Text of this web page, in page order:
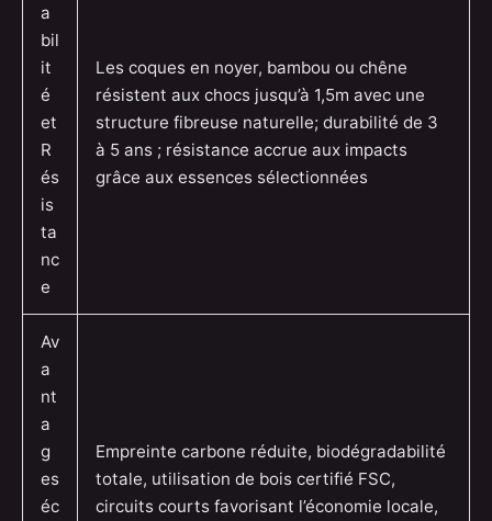
a
bil
it
é
et
R
és
is
ta
nc
e
Les coques en noyer, bambou ou chêne
résistent aux chocs jusqu’à 1,5m avec une
structure fibreuse naturelle; durabilité de 3
à 5 ans ; résistance accrue aux impacts
grâce aux essences sélectionnées
Av
a
nt
a
g
es
éc
Empreinte carbone réduite, biodégradabilité
totale, utilisation de bois certifié FSC,
circuits courts favorisant l’économie locale,